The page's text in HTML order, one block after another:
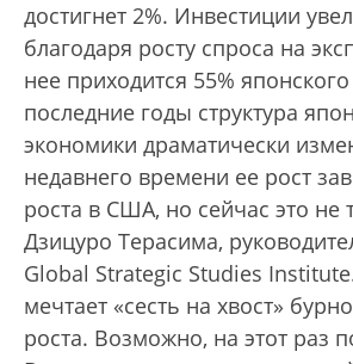
достигнет 2%. Инвестиции
благодаря росту спроса на
нее приходится 55%
последние годы структура
экономики драматически
недавнего времени ее рост
роста в США, но сейчас это не
Дзицуро Терасима,
Global Strategic Studies
мечтает «сесть на хвост»
роста. Возможно, на этот раз